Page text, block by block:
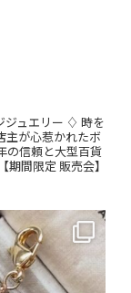
ジュエリー ♢ 時を
主が心惹かれたボ
の信頼と大型百貨
期間限定 販売会】